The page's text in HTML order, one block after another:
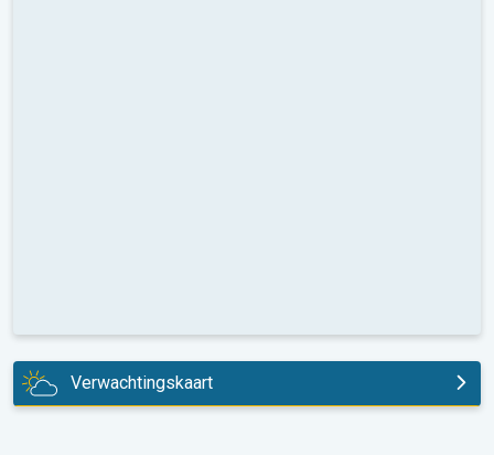
Verwachtingskaart